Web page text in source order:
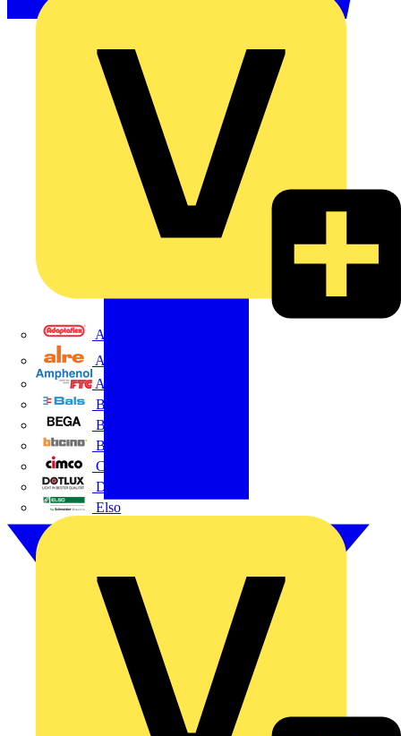
Adaptaflex
Alre
Amphenol FTG
BALS
Bega
Bticino
Cimco
DOTLUX GmbH
Elso